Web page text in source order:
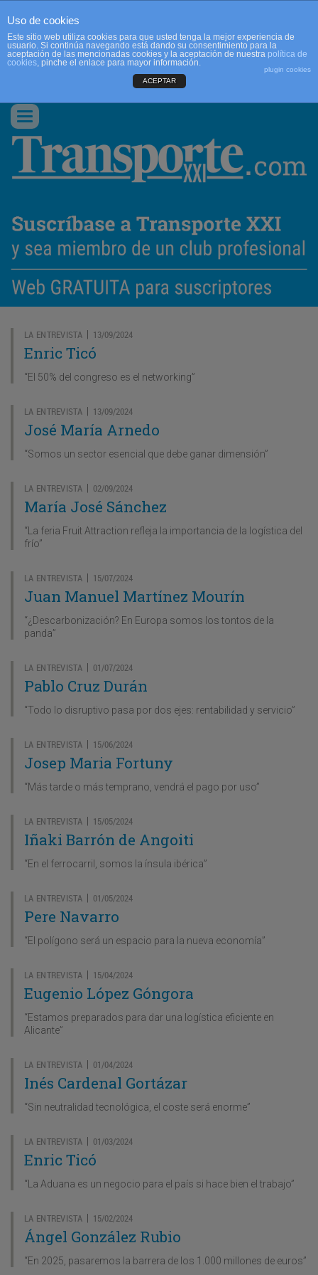
CONTACTO
Conmutar
navegación
LA ENTREVISTA| 13/09/2024
Enric Ticó
“El 50% del congreso es el networking”
LA ENTREVISTA| 13/09/2024
José María Arnedo
“Somos un sector esencial que debe ganar dimensión”
LA ENTREVISTA| 02/09/2024
María José Sánchez
“La feria Fruit Attraction refleja la importancia de la logística del
frío”
LA ENTREVISTA| 15/07/2024
Juan Manuel Martínez Mourín
“¿Descarbonización? En Europa somos los tontos de la
panda”
LA ENTREVISTA| 01/07/2024
Pablo Cruz Durán
“Todo lo disruptivo pasa por dos ejes: rentabilidad y servicio”
LA ENTREVISTA| 15/06/2024
Josep Maria Fortuny
“Más tarde o más temprano, vendrá el pago por uso”
LA ENTREVISTA| 15/05/2024
Iñaki Barrón de Angoiti
“En el ferrocarril, somos la ínsula ibérica”
LA ENTREVISTA| 01/05/2024
Pere Navarro
“El polígono será un espacio para la nueva economía”
LA ENTREVISTA| 15/04/2024
Eugenio López Góngora
“Estamos preparados para dar una logística eficiente en
Alicante”
LA ENTREVISTA| 01/04/2024
Inés Cardenal Gortázar
“Sin neutralidad tecnológica, el coste será enorme”
LA ENTREVISTA| 01/03/2024
Enric Ticó
“La Aduana es un negocio para el país si hace bien el trabajo”
LA ENTREVISTA| 15/02/2024
Ángel González Rubio
“En 2025, pasaremos la barrera de los 1.000 millones de euros”
Uso de cookies
Este sitio web utiliza cookies para que usted tenga la mejor experiencia de
usuario. Si continúa navegando está dando su consentimiento para la
aceptación de las mencionadas cookies y la aceptación de nuestra política de
cookies, pinche el enlace para mayor información.
plugin cookies
ACEPTAR